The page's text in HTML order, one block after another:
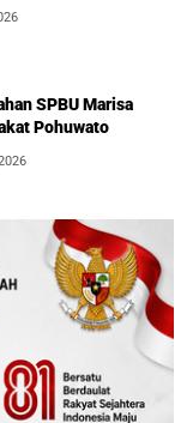
SPBU Marisa
Pohuwato